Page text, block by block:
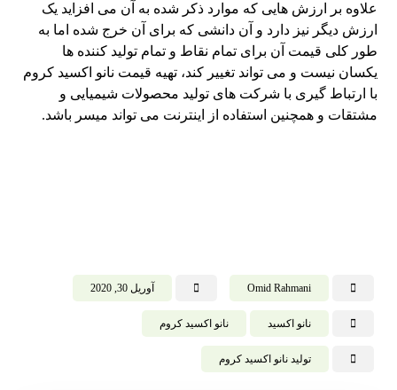
علاوه بر ارزش هایی که موارد ذکر شده به آن می افزاید یک
ارزش دیگر نیز دارد و آن دانشی که برای آن خرج شده اما به
طور کلی قیمت آن برای تمام نقاط و تمام تولید کننده ها
یکسان نیست و می تواند تغییر کند، تهیه قیمت نانو اکسید کروم
با ارتباط گیری با شرکت های تولید محصولات شیمیایی و
مشتقات و همچنین استفاده از اینترنت می تواند میسر باشد.
Omid Rahmani آوریل 30, 2020
نانو اکسید نانو اکسید کروم
تولید نانو اکسید کروم